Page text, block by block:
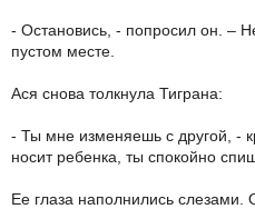
- Остановись, - попросил он. –
пустом месте.
Ася снова толкнула Тиграна:
- Ты мне изменяешь с другой, -
носит ребенка, ты спокойно
Ее глаза наполнились слезами.